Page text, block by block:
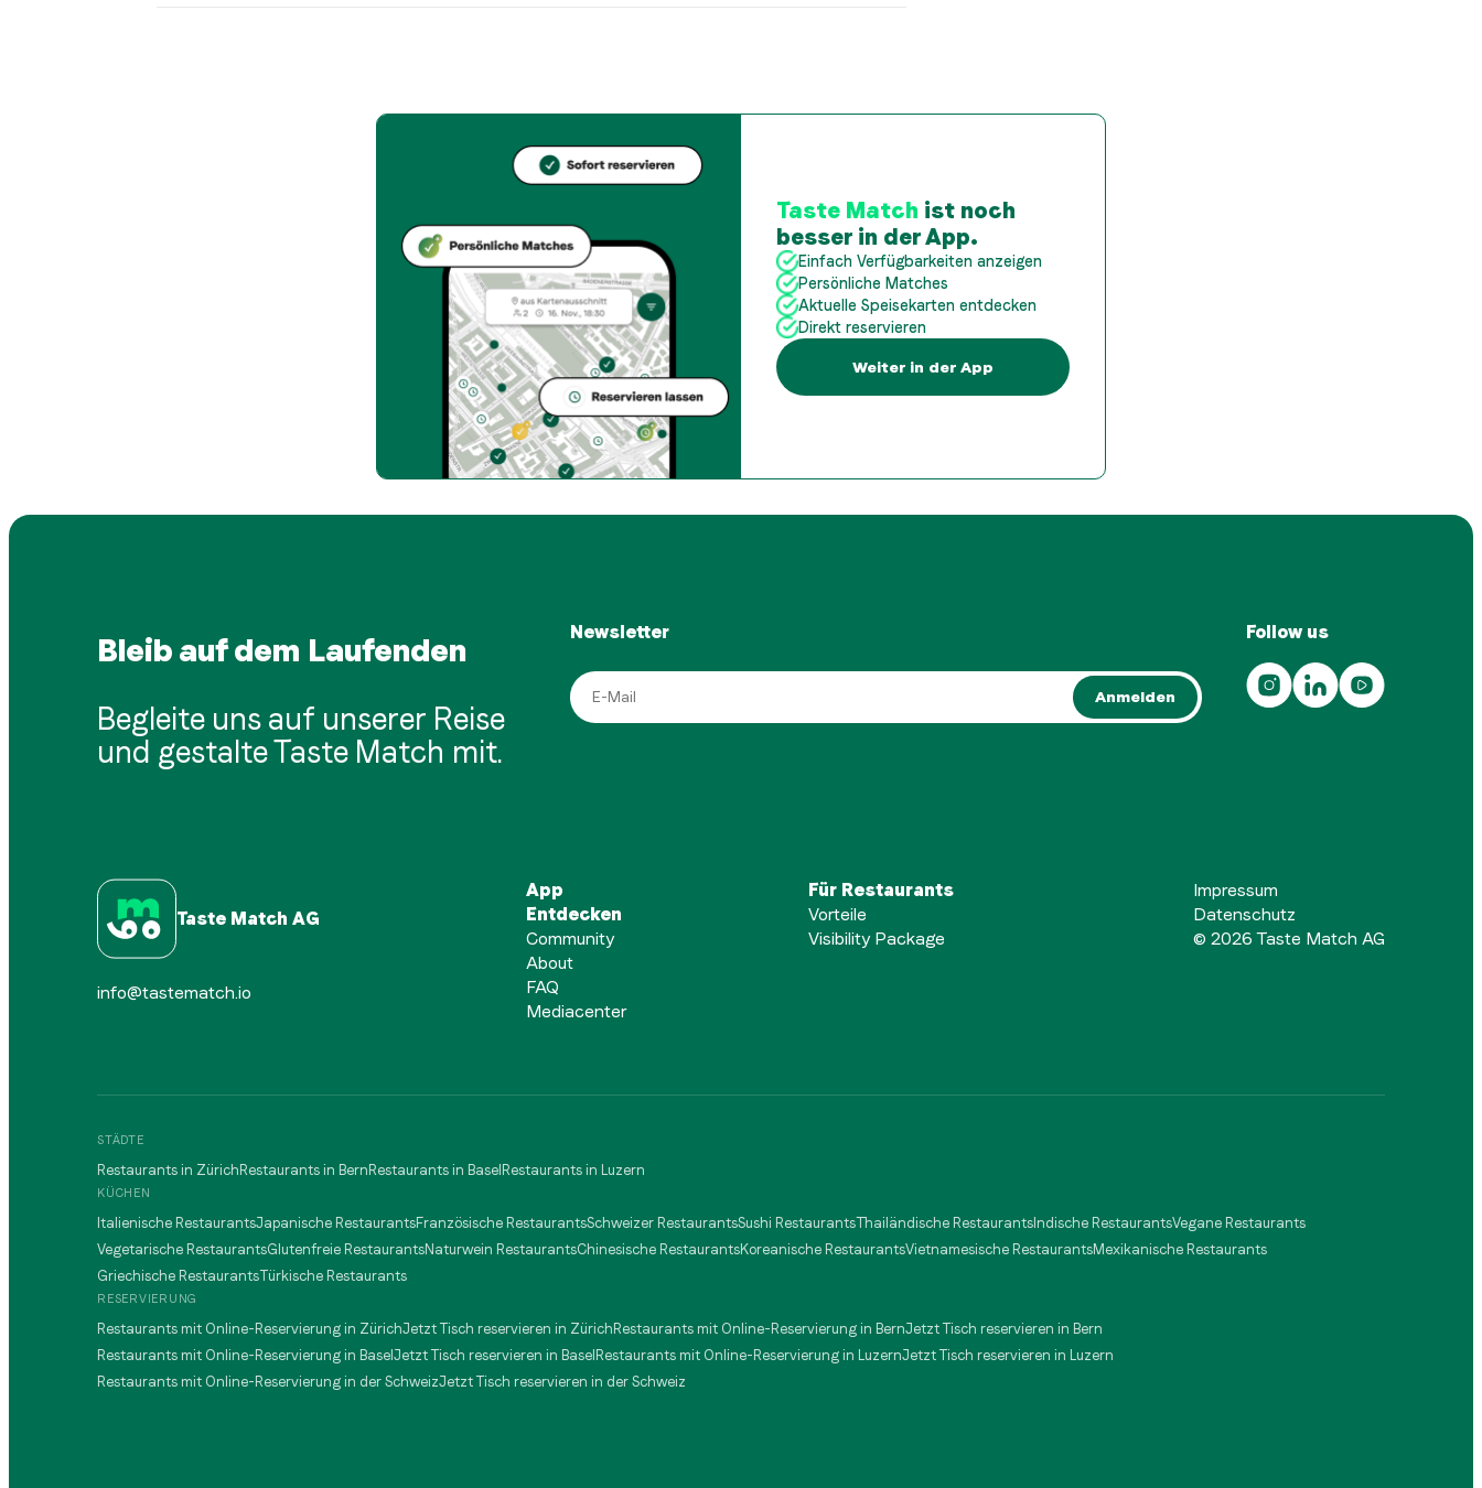
Taste Match ist noch
besser in der App.
Einfach Verfügbarkeiten anzeigen
Persönliche Matches
Aktuelle Speisekarten entdecken
Direkt reservieren
Weiter in der App
Bleib auf dem Laufenden
Begleite uns auf unserer Reise
und gestalte Taste Match mit.
Newsletter
Anmelden
Follow us
Taste Match AG
info@tastematch.io
App
Entdecken
Community
About
FAQ
Mediacenter
Für Restaurants
Vorteile
Visibility Package
Impressum
Datenschutz
© 2026 Taste Match AG
STÄDTE
Restaurants in Zürich Restaurants in Bern Restaurants in Basel Restaurants in Luzern
KÜCHEN
Italienische RestaurantsJapanische RestaurantsFranzösische RestaurantsSchweizer RestaurantsSushi RestaurantsThailändische Restaurants Indische RestaurantsVegane Restaurants
Vegetarische RestaurantsGlutenfreie RestaurantsNaturwein RestaurantsChinesische RestaurantsKoreanische RestaurantsVietnamesische RestaurantsMexikanische Restaurants
Griechische RestaurantsTürkische Restaurants
RESERVIERUNG
Restaurants mit Online-Reservierung in ZürichJetzt Tisch reservieren in Zürich Restaurants mit Online-Reservierung in BernJetzt Tisch reservieren in Bern
Restaurants mit Online-Reservierung in Basel Jetzt Tisch reservieren in Basel Restaurants mit Online-Reservierung in LuzernJetzt Tisch reservieren in Luzern
Restaurants mit Online-Reservierung in der SchweizJetzt Tisch reservieren in der Schweiz